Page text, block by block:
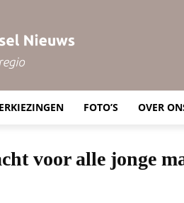
FOTO’S OVER
voor alle jonge